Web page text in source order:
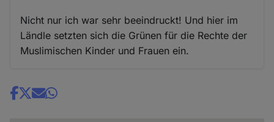
Nicht nur ich war sehr beeindruckt! Und hier im
Ländle setzten sich die Grünen für die Rechte der
Muslimischen Kinder und Frauen ein.
Share